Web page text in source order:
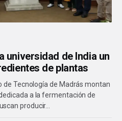
universidad de India un
de plantas
de Tecnología de Madrás montan
a la fermentación de
producir…